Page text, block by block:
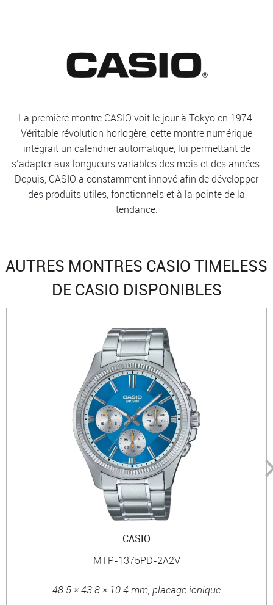
La première montre CASIO voit le jour à Tokyo en 1974.
Véritable révolution horlogère, cette montre numérique
intégrait un calendrier automatique, lui permettant de
s’adapter aux longueurs variables des mois et des années.
Depuis, CASIO a constamment innové afin de développer
des produits utiles, fonctionnels et à la pointe de la
tendance.
AUTRES MONTRES CASIO TIMELESS
DE CASIO DISPONIBLES
CASIO
MTP-1375PD-2A2V
48.5 × 43.8 × 10.4 mm, placage ionique